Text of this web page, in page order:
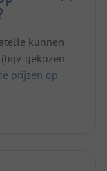
kunnen
gekozen
prijzen op